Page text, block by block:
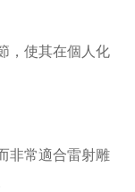
，使其在個人化
非常適合雷射雕